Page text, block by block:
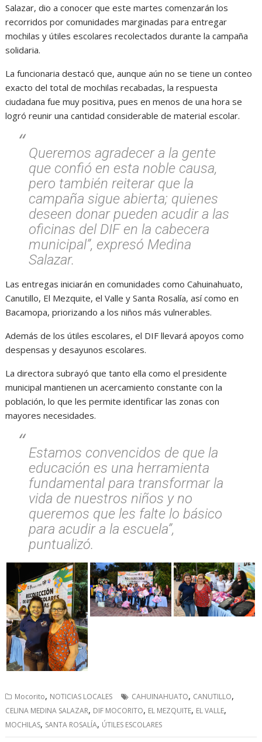
Salazar, dio a conocer que este martes comenzarán los
recorridos por comunidades marginadas para entregar
mochilas y útiles escolares recolectados durante la campaña
solidaria.
La funcionaria destacó que, aunque aún no se tiene un conteo
exacto del total de mochilas recabadas, la respuesta
ciudadana fue muy positiva, pues en menos de una hora se
logró reunir una cantidad considerable de material escolar.
Queremos agradecer a la gente
que confió en esta noble causa,
pero también reiterar que la
campaña sigue abierta; quienes
deseen donar pueden acudir a las
oficinas del DIF en la cabecera
municipal”, expresó Medina
Salazar.
Las entregas iniciarán en comunidades como Cahuinahuato,
Canutillo, El Mezquite, el Valle y Santa Rosalía, así como en
Bacamopa, priorizando a los niños más vulnerables.
Además de los útiles escolares, el DIF llevará apoyos como
despensas y desayunos escolares.
La directora subrayó que tanto ella como el presidente
municipal mantienen un acercamiento constante con la
población, lo que les permite identificar las zonas con
mayores necesidades.
Estamos convencidos de que la
educación es una herramienta
fundamental para transformar la
vida de nuestros niños y no
queremos que les falte lo básico
para acudir a la escuela”,
puntualizó.
Mocorito, NOTICIAS LOCALES CAHUINAHUATO, CANUTILLO,
CELINA MEDINA SALAZAR, DIF MOCORITO, EL MEZQUITE, EL VALLE,
MOCHILAS, SANTA ROSALÍA, ÚTILES ESCOLARES